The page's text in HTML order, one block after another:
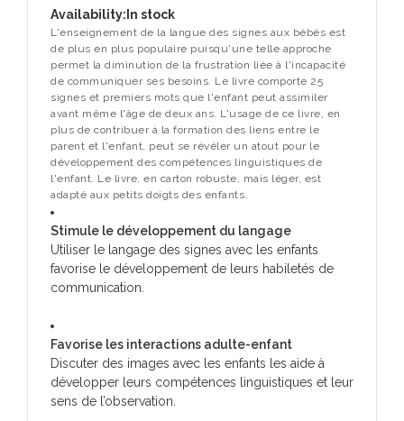
Availability: In stock
L'enseignement de la langue des signes aux bébés est
de plus en plus populaire puisqu'une telle approche
permet la diminution de la frustration liée à l'incapacité
de communiquer ses besoins. Le livre comporte 25
signes et premiers mots que l'enfant peut assimiler
avant même l'âge de deux ans. L'usage de ce livre, en
plus de contribuer à la formation des liens entre le
parent et l'enfant, peut se révéler un atout pour le
développement des compétences linguistiques de
l'enfant. Le livre, en carton robuste, mais léger, est
adapté aux petits doigts des enfants.
Stimule le développement du langage
Utiliser le langage des signes avec les enfants
favorise le développement de leurs habiletés de
communication.
Favorise les interactions adulte-enfant
Discuter des images avec les enfants les aide à
développer leurs compétences linguistiques et leur
sens de l’observation.